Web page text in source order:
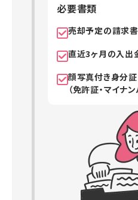
必要書類
売却予定の請求書
直近3ヶ月の入出
顔写真付き身分証
（免許証・マイナ